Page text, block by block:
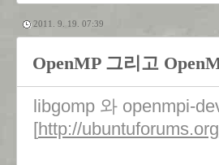
2011. 9. 19. 07:39
OpenMP 그리고
libgomp 와 openmpi-
[http://